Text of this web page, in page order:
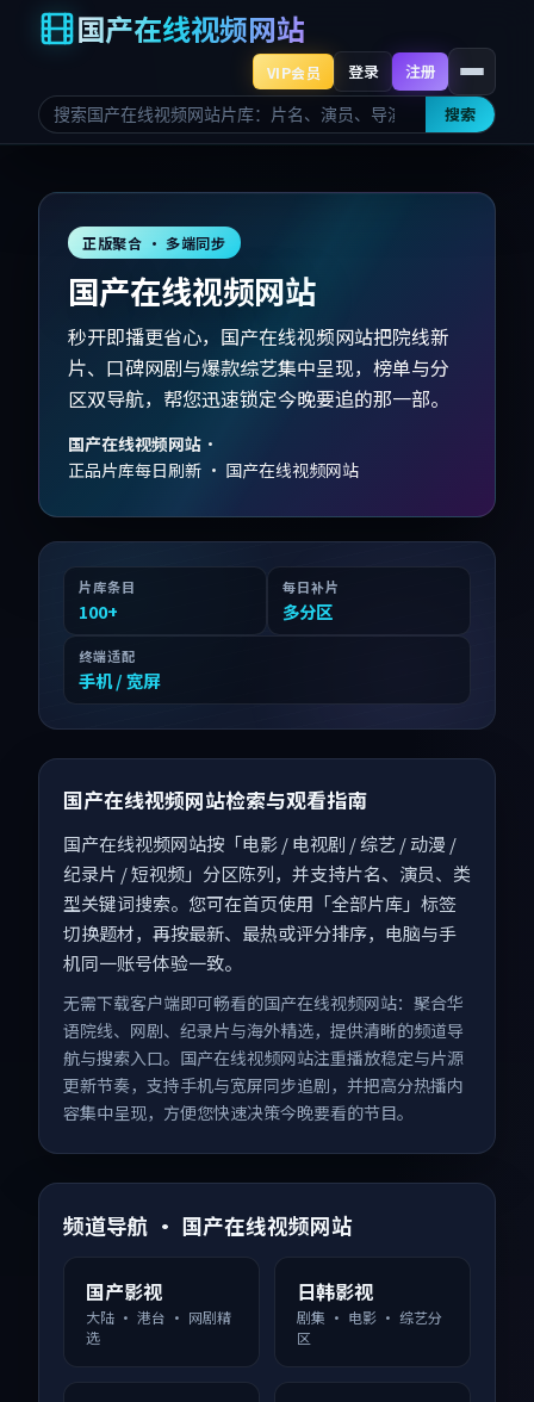
国产在线视频网站
搜索
VIP会员 登录 注册
正版聚合 · 多端同步
国产在线视频网站
秒开即播更省心，国产在线视频网站把院线新
片、口碑网剧与爆款综艺集中呈现，榜单与分
区双导航，帮您迅速锁定今晚要追的那一部。
国产在线视频网站 ·
正品片库每日刷新 · 国产在线视频网站
片库条目
100+
每日补片
多分区
终端适配
手机 / 宽屏
国产在线视频网站检索与观看指南
国产在线视频网站按「电影 / 电视剧 / 综艺 / 动漫 /
纪录片 / 短视频」分区陈列，并支持片名、演员、类
型关键词搜索。您可在首页使用「全部片库」标签
切换题材，再按最新、最热或评分排序，电脑与手
机同一账号体验一致。
无需下载客户端即可畅看的国产在线视频网站：聚合华
语院线、网剧、纪录片与海外精选，提供清晰的频道导
航与搜索入口。国产在线视频网站注重播放稳定与片源
更新节奏，支持手机与宽屏同步追剧，并把高分热播内
容集中呈现，方便您快速决策今晚要看的节目。
频道导航 · 国产在线视频网站
国产影视
大陆 · 港台 · 网剧精
选
日韩影视
剧集 · 电影 · 综艺分
区